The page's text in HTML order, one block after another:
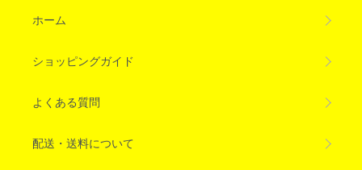
ホーム
ショッピングガイド
よくある質問
配送・送料について